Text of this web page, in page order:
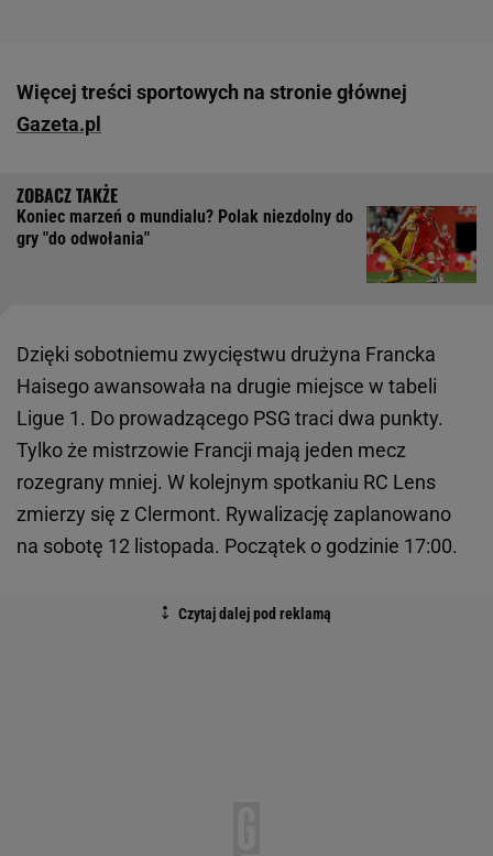
Więcej treści sportowych na stronie głównej
Gazeta.pl
Koniec marzeń o mundialu? Polak niezdolny do
gry "do odwołania"
Dzięki sobotniemu zwycięstwu drużyna Francka
Haisego awansowała na drugie miejsce w tabeli
Ligue 1. Do prowadzącego PSG traci dwa punkty.
Tylko że mistrzowie Francji mają jeden mecz
rozegrany mniej. W kolejnym spotkaniu RC Lens
zmierzy się z Clermont. Rywalizację zaplanowano
na sobotę 12 listopada. Początek o godzinie 17:00.